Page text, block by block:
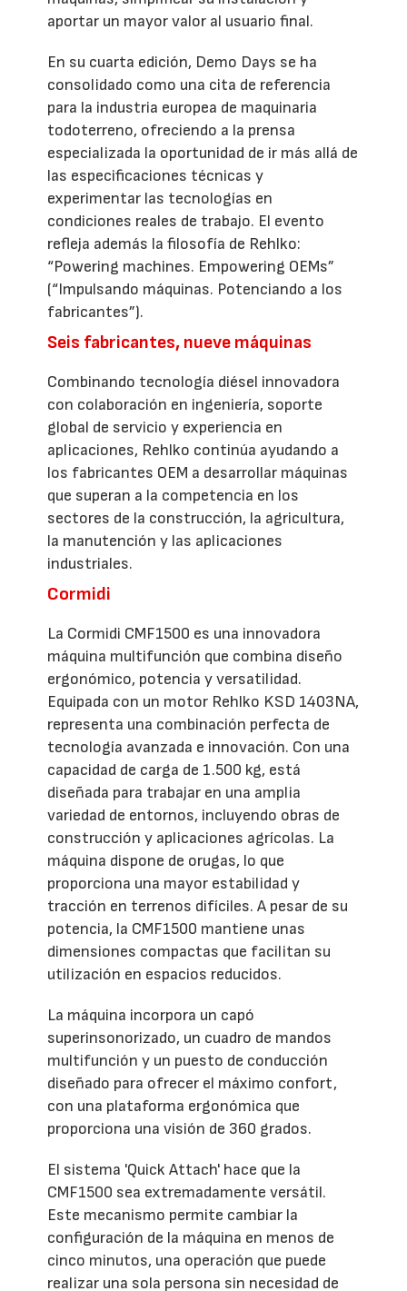
aportar un mayor valor al usuario final.
En su cuarta edición, Demo Days se ha
consolidado como una cita de referencia
para la industria europea de maquinaria
todoterreno, ofreciendo a la prensa
especializada la oportunidad de ir más allá de
las especificaciones técnicas y
experimentar las tecnologías en
condiciones reales de trabajo. El evento
refleja además la filosofía de Rehlko:
“Powering machines. Empowering OEMs”
(“Impulsando máquinas. Potenciando a los
fabricantes”).
Seis fabricantes, nueve máquinas
Combinando tecnología diésel innovadora
con colaboración en ingeniería, soporte
global de servicio y experiencia en
aplicaciones, Rehlko continúa ayudando a
los fabricantes OEM a desarrollar máquinas
que superan a la competencia en los
sectores de la construcción, la agricultura,
la manutención y las aplicaciones
industriales.
Cormidi
La Cormidi CMF1500 es una innovadora
máquina multifunción que combina diseño
ergonómico, potencia y versatilidad.
Equipada con un motor Rehlko KSD 1403NA,
representa una combinación perfecta de
tecnología avanzada e innovación. Con una
capacidad de carga de 1.500 kg, está
diseñada para trabajar en una amplia
variedad de entornos, incluyendo obras de
construcción y aplicaciones agrícolas. La
máquina dispone de orugas, lo que
proporciona una mayor estabilidad y
tracción en terrenos difíciles. A pesar de su
potencia, la CMF1500 mantiene unas
dimensiones compactas que facilitan su
utilización en espacios reducidos.
La máquina incorpora un capó
superinsonorizado, un cuadro de mandos
multifunción y un puesto de conducción
diseñado para ofrecer el máximo confort,
con una plataforma ergonómica que
proporciona una visión de 360 grados.
El sistema 'Quick Attach' hace que la
CMF1500 sea extremadamente versátil.
Este mecanismo permite cambiar la
configuración de la máquina en menos de
cinco minutos, una operación que puede
realizar una sola persona sin necesidad de